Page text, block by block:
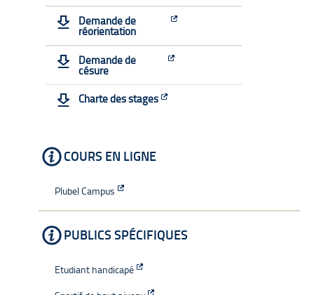
13h30-16h30
Vendredi
8h15 – 12h
13h30-16h30
Demande de
réorientation
Demande de
césure
Charte des stages
COURS EN LIGNE
Plubel Campus
PUBLICS SPÉCIFIQUES
Etudiant handicapé